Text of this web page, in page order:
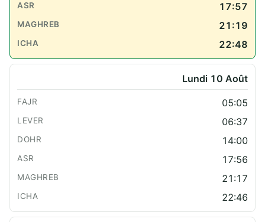
17:57
21:19
22:48
Lundi 10 Août
05:05
06:37
14:00
17:56
21:17
22:46